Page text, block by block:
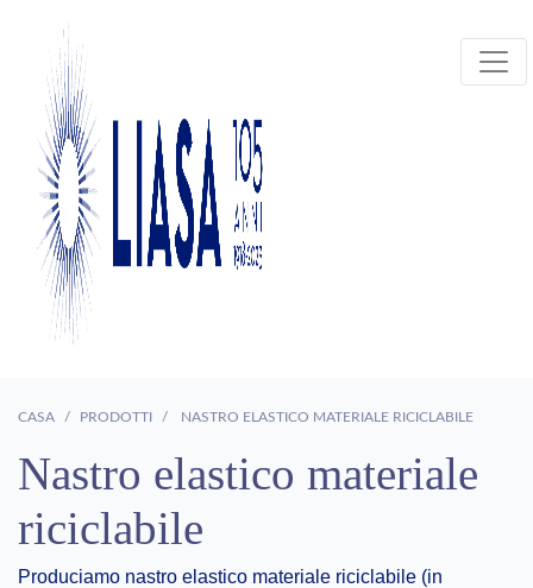
CASA PRODOTTI NASTRO ELASTICO MATERIALE RICICLABILE
Nastro elastico materiale
riciclabile
Produciamo nastro elastico materiale riciclabile (in